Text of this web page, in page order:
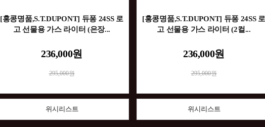
[홍콩명품,S.T.DUPONT] 듀퐁 24SS 로
고 선물용 가스 라이터 (은장...
236,000원
295,000원
위시리스트
[홍콩명품,S.T.DUPONT] 듀퐁 24SS 로
고 선물용 가스 라이터 (2컬...
236,000원
295,000원
위시리스트